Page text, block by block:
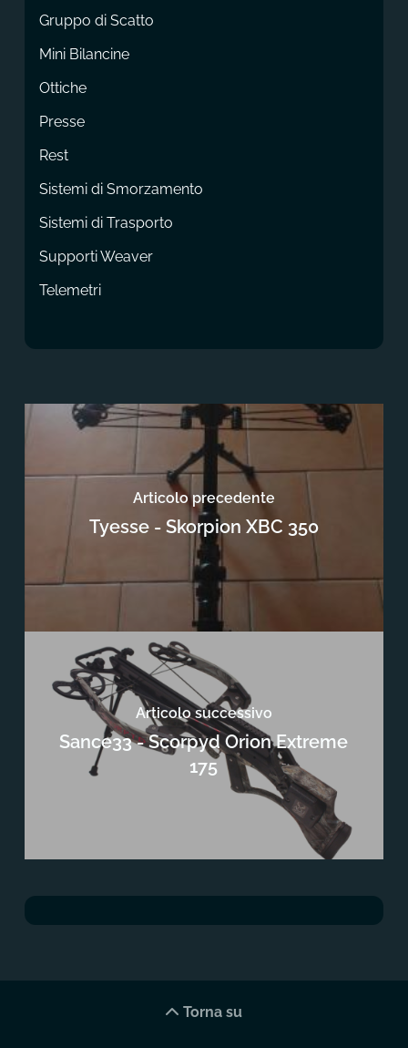
Gruppo di Scatto
Mini Bilancine
Ottiche
Presse
Rest
Sistemi di Smorzamento
Sistemi di Trasporto
Supporti Weaver
Telemetri
Articolo precedente
Tyesse - Skorpion XBC 350
Articolo successivo
Sance33 - Scorpyd Orion Extreme
175
Torna su